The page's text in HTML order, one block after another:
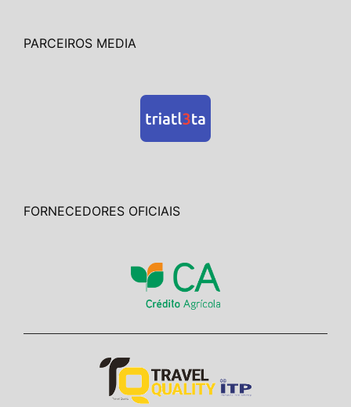
PARCEIROS MEDIA
FORNECEDORES OFICIAIS